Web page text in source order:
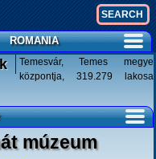
ROMANIA
Temesvár, Temes megye
központja, 319.279 lakosa
múzeum